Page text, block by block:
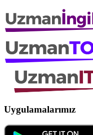
Uygulamalarımız